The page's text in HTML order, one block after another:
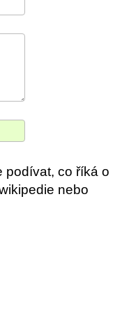
podívat, co říká o
nebo